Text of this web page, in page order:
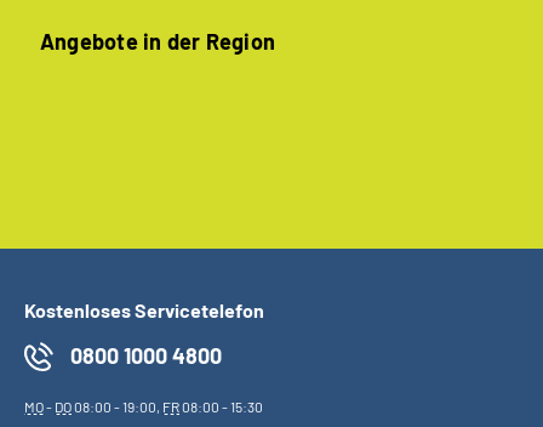
Angebote in der Region
Kostenloses Servicetelefon
0800 1000 4800
MO- DO08:00 - 19:00, FR08:00 - 15:30